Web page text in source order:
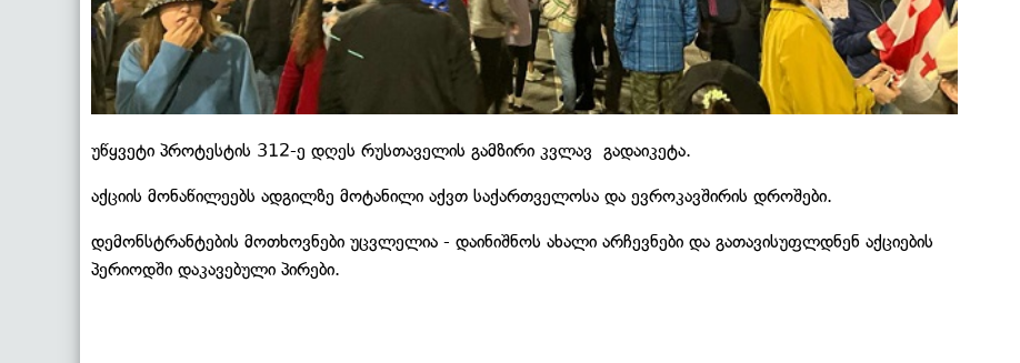
უწყვეტი პროტესტის 312-ე დღეს რუსთაველის გამზირი კვლავ გადაიკეტა.
აქციის მონაწილეებს ადგილზე მოტანილი აქვთ საქართველოსა და ევროკავშირის დროშები.
დემონსტრანტების მოთხოვნები უცვლელია - დაინიშნოს ახალი არჩევნები და გათავისუფლდნენ აქციების
პერიოდში დაკავებული პირები.